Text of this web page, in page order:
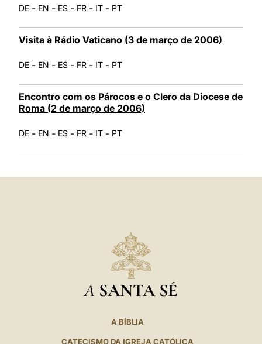
DE - EN - ES - FR - IT - PT
Visita à Rádio Vaticano (3 de março de 2006)
DE - EN - ES - FR - IT - PT
Encontro com os Párocos e o Clero da Diocese de
Roma (2 de março de 2006)
DE - EN - ES - FR - IT - PT
A SANTA SÉ
A BÍBLIA
CATECISMO DA IGREJA CATÓLICA